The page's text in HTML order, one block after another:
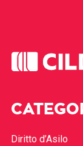
Diritto d’Asilo